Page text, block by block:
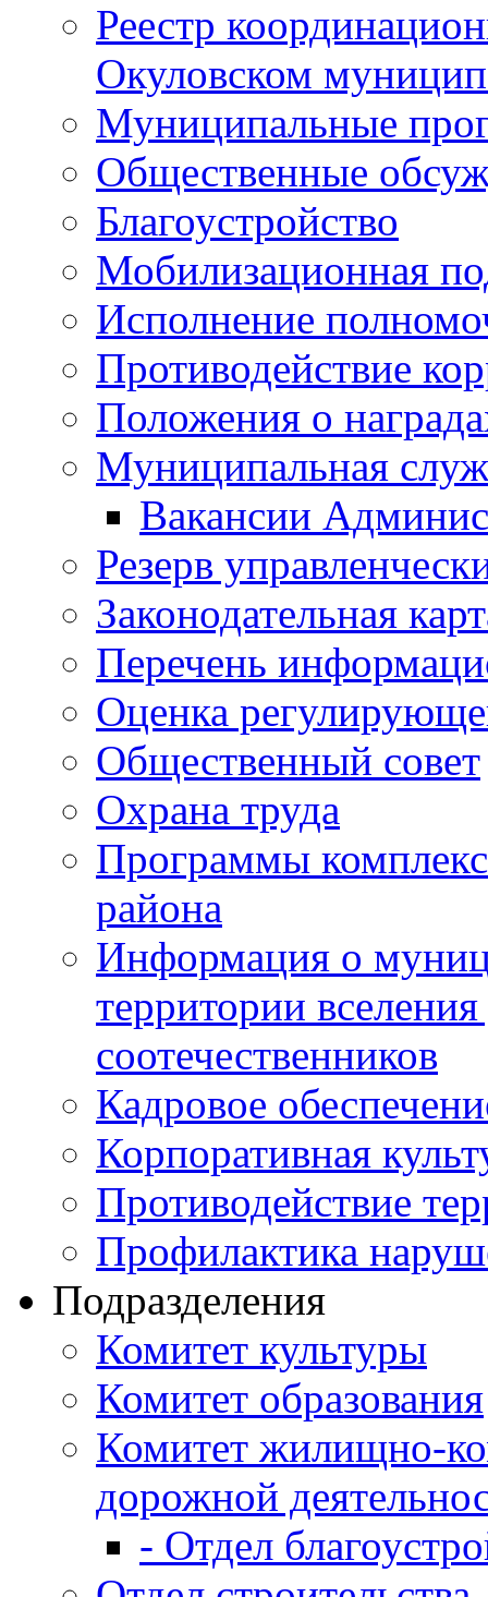
Реестр
Окуловском
Муниципальные
Общественные
Благоустройство
Мобилизационная
Исполнение
Противодействие
Положения о
Муниципальная
Вакансии
Резерв
Законодательная
Перечень
Оценка
Общественный совет
Охрана труда
Программы
района
Информация о
территории
соотечественников
Кадровое
Корпоративная
Противодействие
Профилактика
Подразделения
Комитет культуры
Комитет образования
Комитет жилищно-
дорожной
- Отдел